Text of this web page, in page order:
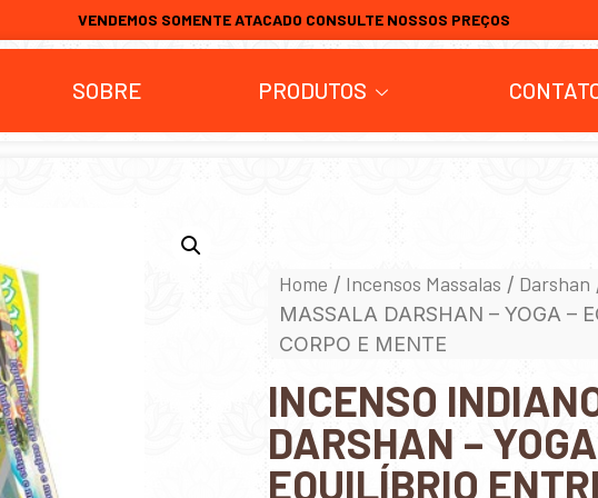
VENDEMOS SOMENTE ATACADO CONSULTE NOSSOS PREÇOS
SOBRE PRODUTOS
Home / Incensos Massalas / Darshan
MASSALA DARSHAN – YOGA –
CORPO E MENTE
INCENSO
DARSHAN –
EQUILÍBRIO